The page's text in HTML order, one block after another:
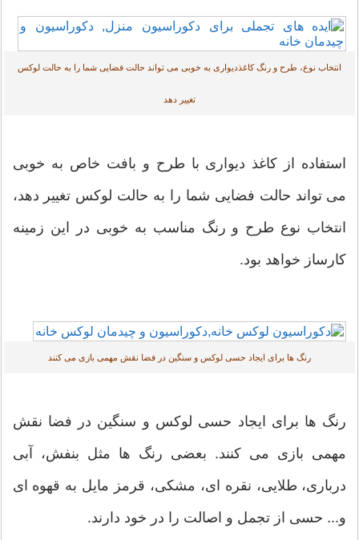
انتخاب نوع، طرح و رنگ کاغذدیواری به خوبی می تواند حالت فضایی شما را به حالت لوکس
تغییر دهد
استفاده از کاغذ دیواری با طرح و بافت خاص به خوبی
می تواند حالت فضایی شما را به حالت لوکس تغییر دهد،
انتخاب نوع طرح و رنگ مناسب به خوبی در این زمینه
کارساز خواهد بود.
رنگ ها برای ایجاد حسی لوکس و سنگین در فضا نقش مهمی بازی می کنند
رنگ ها برای ایجاد حسی لوکس و سنگین در فضا نقش
مهمی بازی می کنند. بعضی رنگ ها مثل بنفش، آبی
درباری، طلایی، نقره ای، مشکی، قرمز مایل به قهوه ای
و... حسی از تجمل و اصالت را در خود دارند.